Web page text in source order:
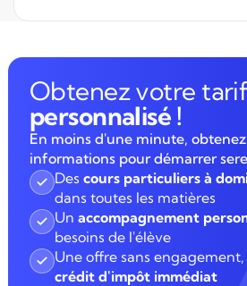
Obtenez votre
personnalisé !
En moins d'une minute,
informations pour démarrer
Des cours particuliers à
dans toutes les matières
Un accompagnement
besoins de l'élève
Une offre sans
crédit d'impôt immédiat